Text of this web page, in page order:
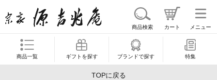
商品検索 カート メニュー
商品一覧 ギフトを探す ブランドで探す 特集
TOPに戻る